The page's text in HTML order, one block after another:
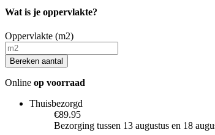
Wat is je oppervlakte?
Oppervlakte (m2)
Bereken aantal
Online op voorraad
Thuisbezorgd
€89.95
Bezorging tussen 13 augustus en 18